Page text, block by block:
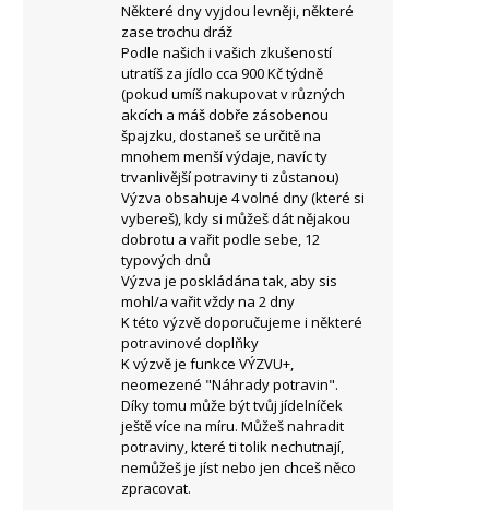
Některé dny vyjdou levněji, některé
zase trochu dráž
Podle našich i vašich zkušeností
utratíš za jídlo cca 900 Kč týdně
(pokud umíš nakupovat v různých
akcích a máš dobře zásobenou
špajzku, dostaneš se určitě na
mnohem menší výdaje, navíc ty
trvanlivější potraviny ti zůstanou)
Výzva obsahuje 4 volné dny (které si
vybereš), kdy si můžeš dát nějakou
dobrotu a vařit podle sebe, 12
typových dnů
Výzva je poskládána tak, aby sis
mohl/a vařit vždy na 2 dny
K této výzvě doporučujeme i některé
potravinové doplňky
K výzvě je funkce VÝZVU+,
neomezené "Náhrady potravin".
Díky tomu může být tvůj jídelníček
ještě více na míru. Můžeš nahradit
potraviny, které ti tolik nechutnají,
nemůžeš je jíst nebo jen chceš něco
zpracovat.